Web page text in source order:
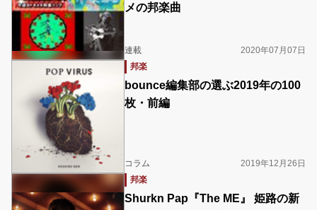
メの邦楽曲
連載
2020年07月07日
邦楽
bounce編集部の選ぶ2019年の100
枚・前編
コラム
2019年12月26日
邦楽
Shurkn Pap『The ME』 姫路の新